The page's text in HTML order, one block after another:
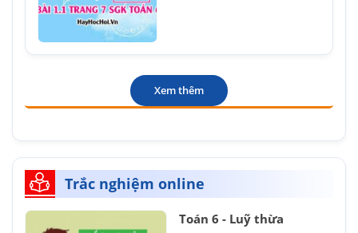
Xem thêm
Trắc nghiệm online
Toán 6 - Luỹ thừa